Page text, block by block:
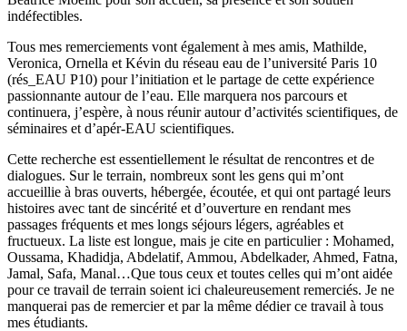
indéfectibles.
Tous mes remerciements vont également à mes amis, Mathilde,
Veronica, Ornella et Kévin du réseau eau de l’université Paris 10
(rés_EAU P10) pour l’initiation et le partage de cette expérience
passionnante autour de l’eau. Elle marquera nos parcours et
continuera, j’espère, à nous réunir autour d’activités scientifiques, de
séminaires et d’apér-EAU scientifiques.
Cette recherche est essentiellement le résultat de rencontres et de
dialogues. Sur le terrain, nombreux sont les gens qui m’ont
accueillie à bras ouverts, hébergée, écoutée, et qui ont partagé leurs
histoires avec tant de sincérité et d’ouverture en rendant mes
passages fréquents et mes longs séjours légers, agréables et
fructueux. La liste est longue, mais je cite en particulier : Mohamed,
Oussama, Khadidja, Abdelatif, Ammou, Abdelkader, Ahmed, Fatna,
Jamal, Safa, Manal…Que tous ceux et toutes celles qui m’ont aidée
pour ce travail de terrain soient ici chaleureusement remerciés. Je ne
manquerai pas de remercier et par la même dédier ce travail à tous
mes étudiants.